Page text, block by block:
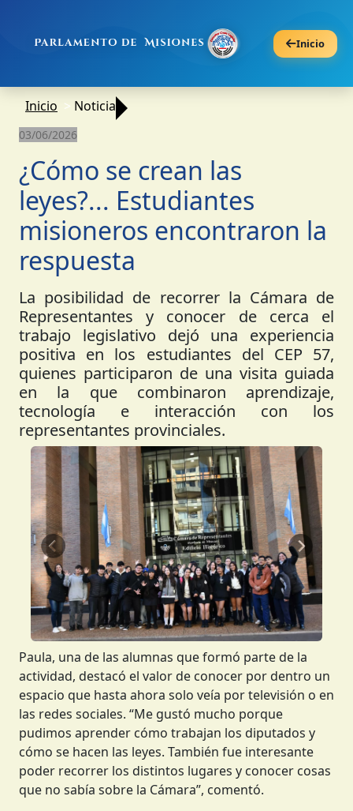
Inicio
Inicio Noticia
03/06/2026
¿Cómo se crean las
leyes?... Estudiantes
misioneros encontraron la
respuesta
La posibilidad de recorrer la Cámara de
Representantes y conocer de cerca el
trabajo legislativo dejó una experiencia
positiva en los estudiantes del CEP 57,
quienes participaron de una visita guiada
en la que combinaron aprendizaje,
tecnología e interacción con los
representantes provinciales.
Anterior
Paula, una de las alumnas que formó parte de la
actividad, destacó el valor de conocer por dentro un
espacio que hasta ahora solo veía por televisión o en
las redes sociales. “Me gustó mucho porque
pudimos aprender cómo trabajan los diputados y
cómo se hacen las leyes. También fue interesante
poder recorrer los distintos lugares y conocer cosas
que no sabía sobre la Cámara”, comentó.